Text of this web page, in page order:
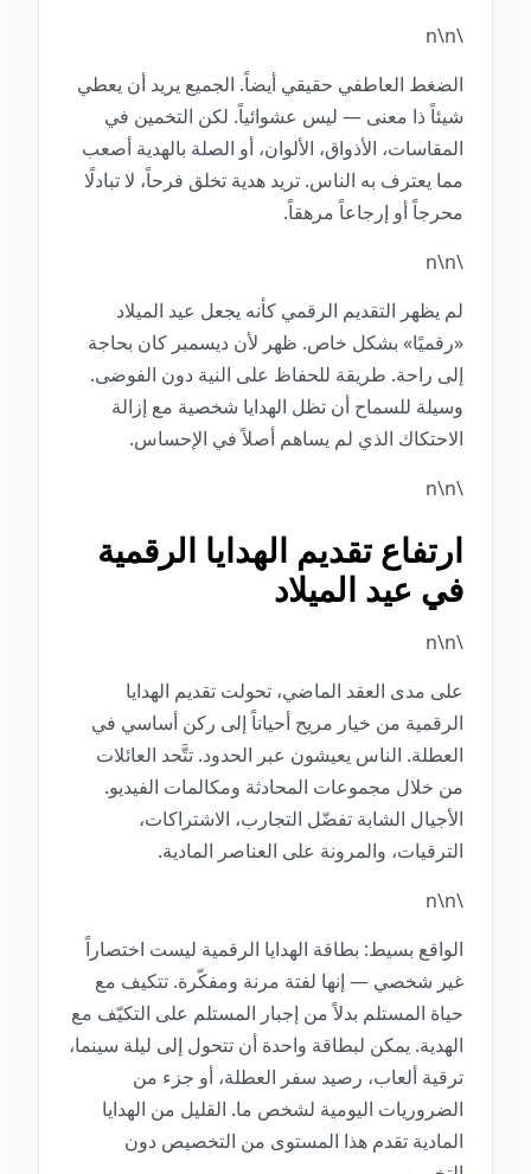
الضغط العاطفي حقيقي أيضاً. الجميع يريد أن يعطي
شيئاً ذا معنى — ليس عشوائياً. لكن التخمين في
المقاسات، الأذواق، الألوان، أو الصلة بالهدية أصعب
مما يعترف به الناس. تريد هدية تخلق فرحاً، لا تبادلًا
محرجاً أو إرجاعاً مرهقاً.
لم يظهر التقديم الرقمي كأنه يجعل عيد الميلاد
«رقميًا» بشكل خاص. ظهر لأن ديسمبر كان بحاجة
إلى راحة. طريقة للحفاظ على النية دون الفوضى.
وسيلة للسماح أن تظل الهدايا شخصية مع إزالة
الاحتكاك الذي لم يساهم أصلاً في الإحساس.
ارتفاع تقديم الهدايا الرقمية
في عيد الميلاد
على مدى العقد الماضي، تحولت تقديم الهدايا
الرقمية من خيار مريح أحياناً إلى ركن أساسي في
العطلة. الناس يعيشون عبر الحدود. تتَّحد العائلات
من خلال مجموعات المحادثة ومكالمات الفيديو.
الأجيال الشابة تفضّل التجارب، الاشتراكات،
الترقيات، والمرونة على العناصر المادية.
الواقع بسيط: بطاقة الهدايا الرقمية ليست اختصاراً
غير شخصي — إنها لفتة مرنة ومفكّرة. تتكيف مع
حياة المستلم بدلاً من إجبار المستلم على التكيّف مع
الهدية. يمكن لبطاقة واحدة أن تتحول إلى ليلة سينما،
ترقية ألعاب، رصيد سفر العطلة، أو جزء من
الضروريات اليومية لشخص ما. القليل من الهدايا
المادية تقدم هذا المستوى من التخصيص دون